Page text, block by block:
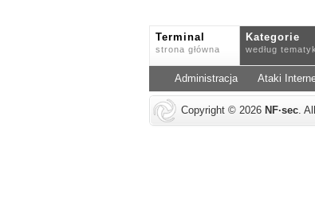
Terminal
strona główna
Kategorie
według
Administracja Ataki
Copyright © 2026 NF·sec.